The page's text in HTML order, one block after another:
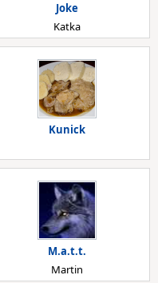
Joke
Katka
Kunick
M.a.t.t.
Martin